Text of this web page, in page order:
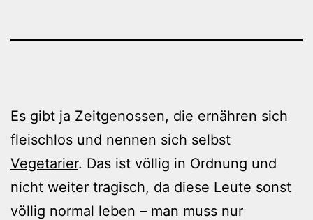
Es gibt ja Zeitgenossen, die ernähren sich
fleischlos und nennen sich selbst
Vegetarier. Das ist völlig in Ordnung und
nicht weiter tragisch, da diese Leute sonst
völlig normal leben – man muss nur